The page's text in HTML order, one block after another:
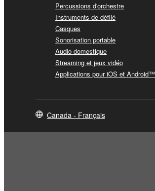
Percussions d'orchestre
Instruments de défilé
Casques
Sonorisation portable
Audio domestique
Streaming et jeux vidéo
Applications pour iOS et Android™
Canada - Français